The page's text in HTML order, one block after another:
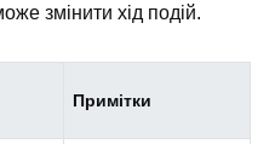
змінити хід подій.
Примітки